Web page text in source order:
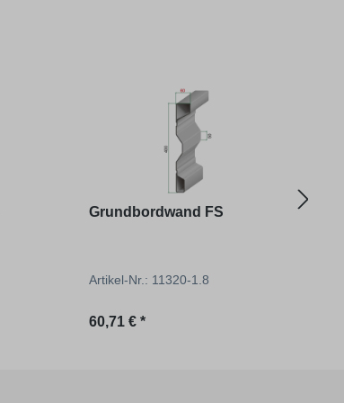
Grundbordwand FS
Artikel-Nr.: 11320-1.8
Regulärer Preis:
60,71 € *